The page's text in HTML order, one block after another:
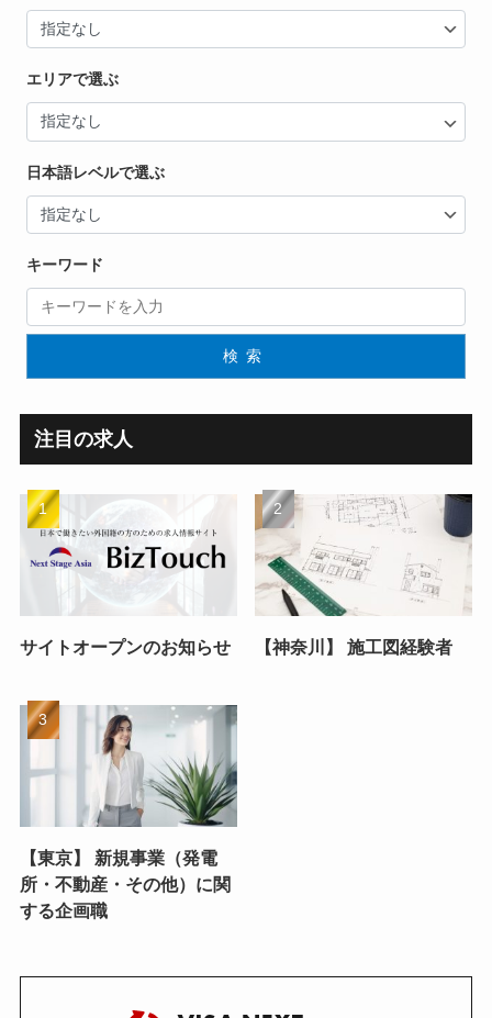
エリアで選ぶ
日本語レベルで選ぶ
キーワード
検索
注目の求人
サイトオープンのお知らせ 【神奈川】 施工図経験者
【東京】 新規事業（発電
所・不動産・その他）に関
する企画職